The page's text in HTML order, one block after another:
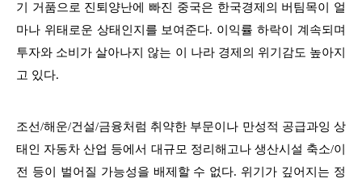
기 거품으로 진퇴양난에 빠진 중국은 한국경제의 버팀목이 얼
마나 위태로운 상태인지를 보여준다. 이익률 하락이 계속되며
투자와 소비가 살아나지 않는 이 나라 경제의 위기감도 높아지
고 있다.
조선/해운/건설/금융처럼 취약한 부문이나 만성적 공급과잉 상
태인 자동차 산업 등에서 대규모 정리해고나 생산시설 축소/이
전 등이 벌어질 가능성을 배제할 수 없다. 위기가 깊어지는 정